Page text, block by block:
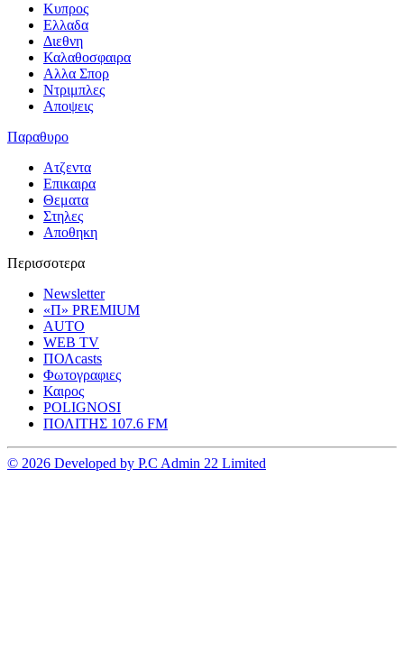
Κυπρος
Ελλαδα
Διεθνη
Καλαθοσφαιρα
Αλλα Σπορ
Ντριμπλες
Αποψεις
Παραθυρο
Ατζεντα
Επικαιρα
Θεματα
Στηλες
Αποθηκη
Περισσοτερα
Newsletter
«Π» PREMIUM
AUTO
WEB TV
ΠΟΛcasts
Φωτογραφιες
Καιρος
POLIGNOSI
ΠΟΛΙΤΗΣ 107.6 FM
© 2026 Developed by P.C Admin 22 Limited